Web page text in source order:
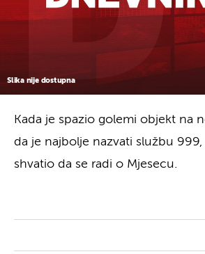
Slika nije dostupna
Kada je spazio golemi objekt na
da je najbolje nazvati službu 999,
shvatio da se radi o Mjesecu.